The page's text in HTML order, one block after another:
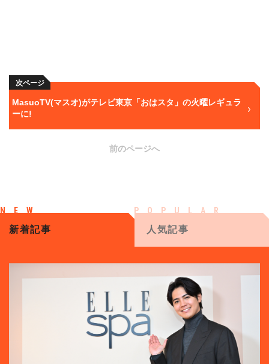
次ページ
MasuoTV(マスオ)がテレビ東京「おはスタ」の火曜レギュラ
ーに!
前のページへ
新着記事 人気記事